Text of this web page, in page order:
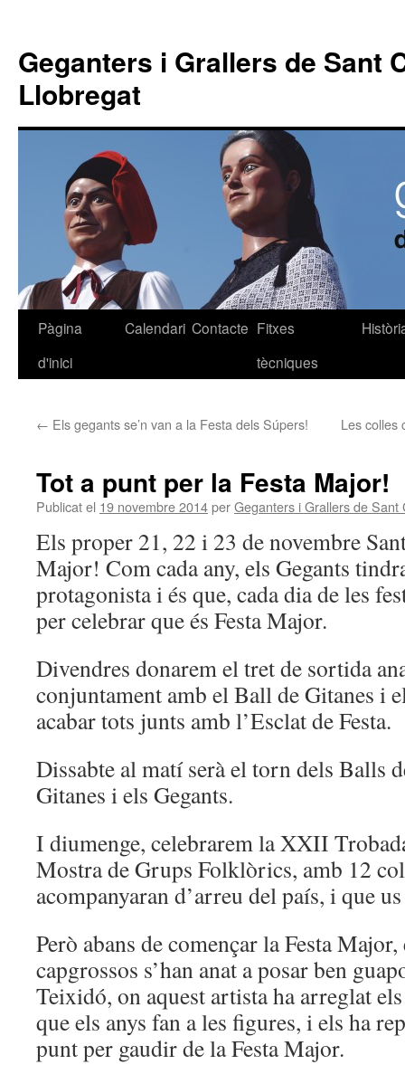
Geganters i Grallers de Sant
Llobregat
Vés
Pàgina
d'inici
Calendari Contacte Fitxes
tècniques
← Els gegants se’n van a la Festa dels Súpers! Les colles
Tot a punt per la Festa Major!
Publicat el 19 novembre 2014perGeganters i Grallers de Sant
Els proper 21, 22 i 23 de novembre
Major! Com cada any, els Gegants
protagonista i és que, cada dia de les
per celebrar que és Festa Major.
Divendres donarem el tret de sortida
conjuntament amb el Ball de Gitanes i
acabar tots junts amb l’Esclat de Festa.
Dissabte al matí serà el torn dels Balls
Gitanes i els Gegants.
I diumenge, celebrarem la XXII
Mostra de Grups Folklòrics, amb 12
acompanyaran d’arreu del país, i que
Però abans de començar la Festa
capgrossos s’han anat a posar ben
Teixidó, on aquest artista ha arreglat
que els anys fan a les figures, i els ha
punt per gaudir de la Festa Major.